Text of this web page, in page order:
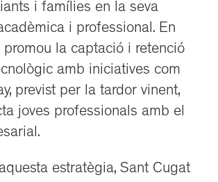
i famílies en la seva
i professional. En
promou la captació i retenció
amb iniciatives com
previst per la tardor vinent,
joves professionals amb el
estratègia, Sant Cugat